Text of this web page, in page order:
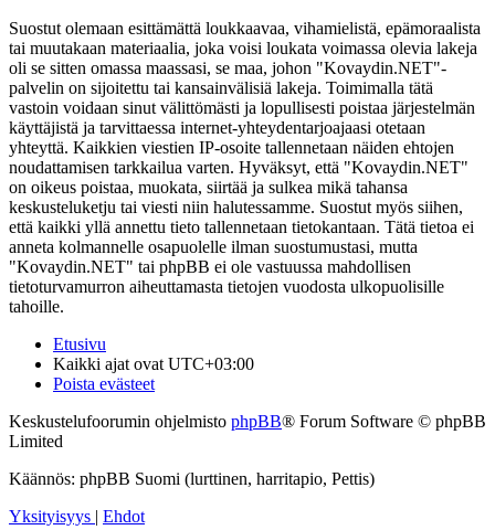
Suostut olemaan esittämättä loukkaavaa, vihamielistä, epämoraalista
tai muutakaan materiaalia, joka voisi loukata voimassa olevia lakeja
oli se sitten omassa maassasi, se maa, johon "Kovaydin.NET"-
palvelin on sijoitettu tai kansainvälisiä lakeja. Toimimalla tätä
vastoin voidaan sinut välittömästi ja lopullisesti poistaa järjestelmän
käyttäjistä ja tarvittaessa internet-yhteydentarjoajaasi otetaan
yhteyttä. Kaikkien viestien IP-osoite tallennetaan näiden ehtojen
noudattamisen tarkkailua varten. Hyväksyt, että "Kovaydin.NET"
on oikeus poistaa, muokata, siirtää ja sulkea mikä tahansa
keskusteluketju tai viesti niin halutessamme. Suostut myös siihen,
että kaikki yllä annettu tieto tallennetaan tietokantaan. Tätä tietoa ei
anneta kolmannelle osapuolelle ilman suostumustasi, mutta
"Kovaydin.NET" tai phpBB ei ole vastuussa mahdollisen
tietoturvamurron aiheuttamasta tietojen vuodosta ulkopuolisille
tahoille.
Etusivu
Kaikki ajat ovat UTC+03:00
Poista evästeet
Keskustelufoorumin ohjelmisto phpBB® Forum Software © phpBB
Limited
Käännös: phpBB Suomi (lurttinen, harritapio, Pettis)
Yksityisyys | Ehdot